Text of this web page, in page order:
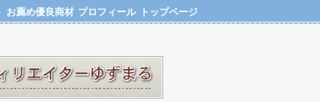
トップページ
プロフィール
お薦め優良商材